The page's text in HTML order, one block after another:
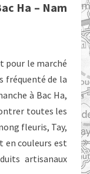
Ha – Nam
pour le marché
fréquenté de la
à Bac Ha,
toutes les
fleuris, Tay,
en couleurs est
artisanaux